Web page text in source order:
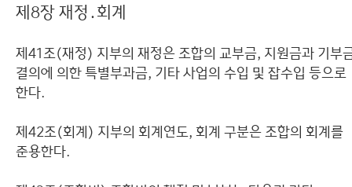
제8장 재정․회계
제41조(재정) 지부의 재정은 조합의 교부금, 지원금과 기부
결의에 의한 특별부과금, 기타 사업의 수입 및 잡수입 등으로
한다.
제42조(회계) 지부의 회계연도, 회계 구분은 조합의 회계를
준용한다.